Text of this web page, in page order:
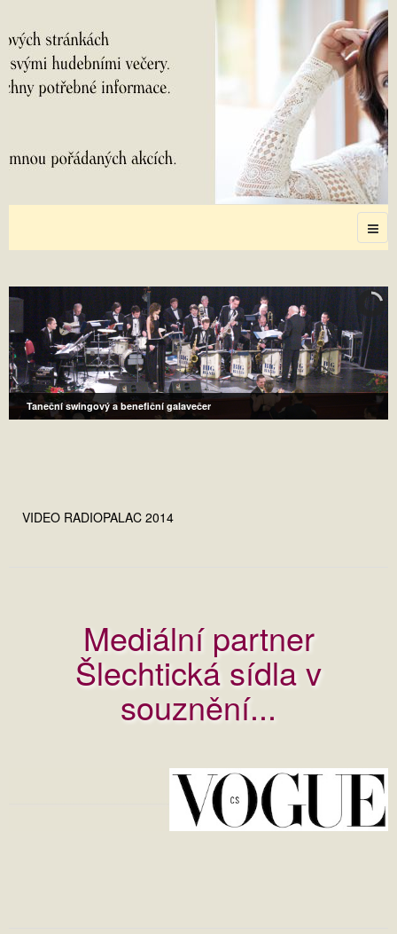
Taneční swingový a benefiční galavečer
VIDEO RADIOPALAC 2014
Mediální partner
Šlechtická sídla v
souznění...